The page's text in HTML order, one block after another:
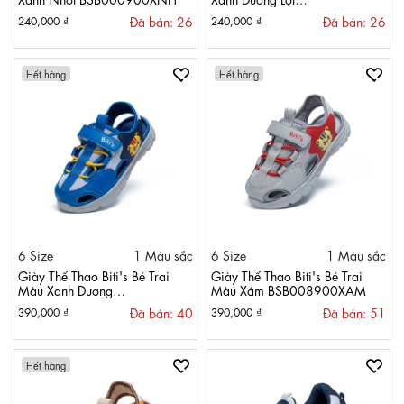
240,000 ₫ Đã bán: 26
BSB000900XDL
240,000 ₫ Đã bán: 26
Hết hàng
6 Size
1 Màu sắc
Giày Thể Thao Biti's Bé Trai
Màu Xanh Dương
BSB008900XDG
390,000 ₫ Đã bán: 40
Hết hàng
6 Size
1 Màu sắc
Giày Thể Thao Biti's Bé Trai
Màu Xám BSB008900XAM
390,000 ₫ Đã bán: 51
Hết hàng